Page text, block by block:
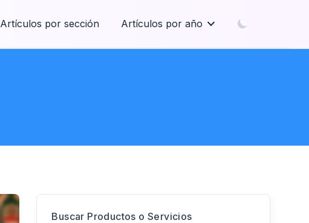
Artículos por sección Artículos por año
Buscar Productos o Servicios